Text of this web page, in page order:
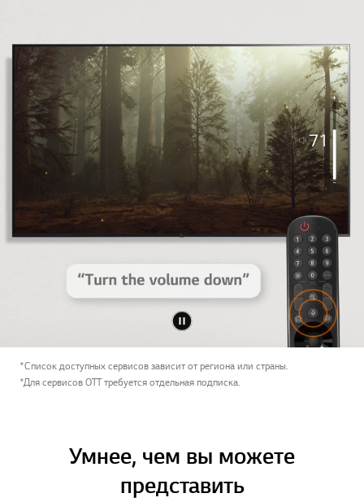
*Список доступных сервисов зависит от региона или страны.
*Для сервисов OTT требуется отдельная подписка.
Умнее, чем вы можете
представить